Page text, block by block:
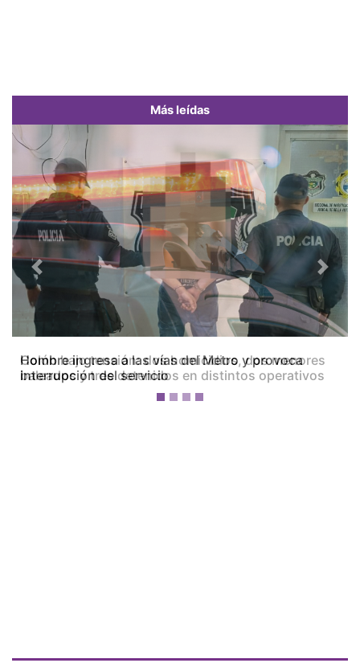
Más leídas
Colón bajo tensión: dos homicidios, dos menores
baleados y tres detenidos en distintos operativos
Previous Next